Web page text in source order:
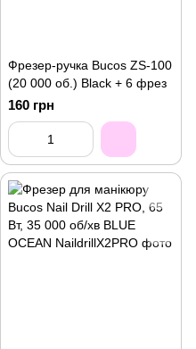
Фрезер-ручка Bucos ZS-100
(20 000 об.) Black + 6 фрез
160 грн